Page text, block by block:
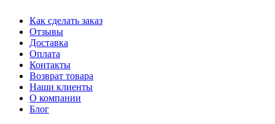
Как сделать заказ
Отзывы
Доставка
Оплата
Контакты
Возврат товара
Наши клиенты
О компании
Блог